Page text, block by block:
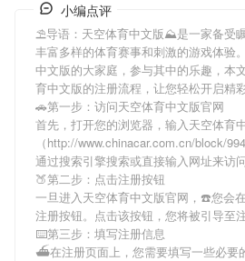
小编点评
⛱导语： 天空体育中文版⛰是一家备受
丰富多样的体育赛事和刺激的游戏体验
中文版的大家庭，参与其中的乐趣，本
育中文版的注册流程，让您轻松开启精
🚗第一步：访问天空体育中文版官网
首先，打开您的浏览器，输入天空体育
（http://www.chinacar.com.cn/block/
通过搜索引擎搜索或直接输入网址来访问
🍑第二步：点击注册按钮
一旦进入天空体育中文版官网，☎️您会
注册按钮。点击该按钮，您将被引导至注
⌨️第三步：填写注册信息
⛴在注册页面上，您需要填写一些必要